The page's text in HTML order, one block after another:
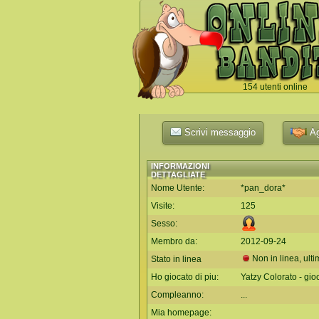
154 utenti online
`
Scrivi messaggio
INFORMAZIONI
DETTAGLIATE
Nome Utente:
*pan_dora*
Visite:
125
Sesso:
Membro da:
2012-09-24
Stato in linea
Non in linea,
Ho giocato di piu:
Yatzy Colorato -
Compleanno:
...
Mia homepage: